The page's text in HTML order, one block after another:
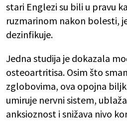
stari Englezi su bili u pravu
ruzmarinom nakon bolesti,
dezinfikuje.
Jedna studija je dokazala
osteoartritisa. Osim što
zglobovima, ova opojna
umiruje nervni sistem,
anksioznost i snižava nivo